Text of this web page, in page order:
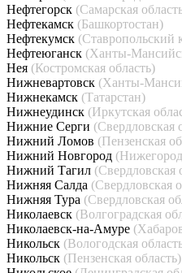
Нефтегорск (Самарская
Нефтекамск (Башкортостан)
Нефтекумск (Ставропольский
Нефтеюганск (Ханты-
Нея (Костромская область)
Нижневартовск (Ханты-
Нижнекамск (Татарстан)
Нижнеудинск (Иркутская
Нижние Серги (Свердловская
Нижний Ломов (Пензенская
Нижний Новгород
Нижний Тагил (Свердловская
Нижняя Салда (Свердловская
Нижняя Тура (Свердловская
Николаевск (Волгоградская
Николаевск-на-Амуре
Никольск (Вологодская
Никольск (Пензенская область)